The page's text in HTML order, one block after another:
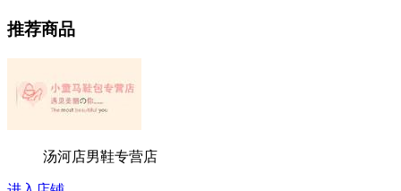
推荐商品
汤河店男鞋专营店